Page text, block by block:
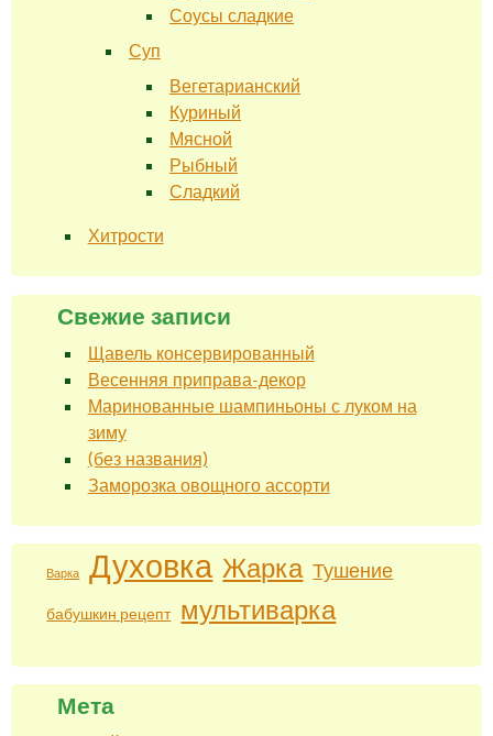
Соусы сладкие
Суп
Вегетарианский
Куриный
Мясной
Рыбный
Сладкий
Хитрости
Свежие записи
Щавель консервированный
Весенняя приправа-декор
Маринованные шампиньоны с луком на
зиму
(без названия)
Заморозка овощного ассорти
Варка Духовка Жарка Тушение
бабушкин рецепт мультиварка
Мета